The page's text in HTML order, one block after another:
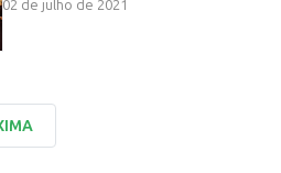
02 de julho de 2021